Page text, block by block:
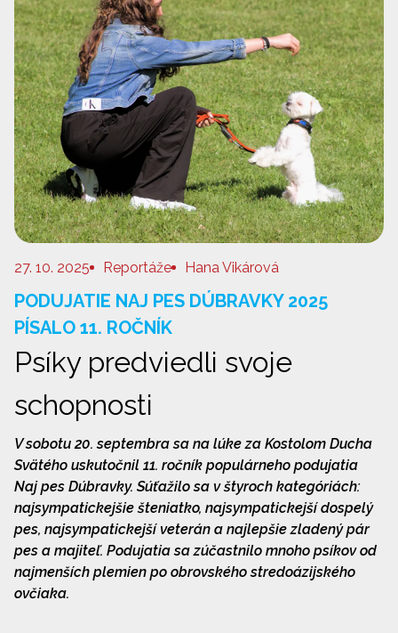
27. 10. 2025 Reportáže Hana Vikárová
PODUJATIE NAJ PES DÚBRAVKY 2025
PÍSALO 11. ROČNÍK
Psíky predviedli svoje
schopnosti
V sobotu 20. septembra sa na lúke za Kostolom Ducha
Svätého uskutočnil 11. ročník populárneho podujatia
Naj pes Dúbravky. Súťažilo sa v štyroch kategóriách:
najsympatickejšie šteniatko, najsympatickejší dospelý
pes, najsympatickejší veterán a najlepšie zladený pár
pes a majiteľ. Podujatia sa zúčastnilo mnoho psíkov od
najmenších plemien po obrovského stredoázijského
ovčiaka.